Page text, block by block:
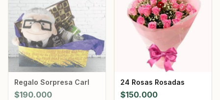
Regalo Sorpresa Carl
$190.000
24 Rosas Rosadas
$150.000